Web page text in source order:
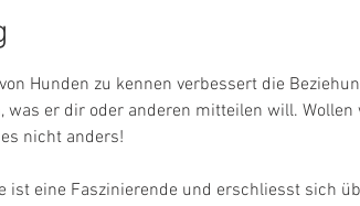
Hunden zu kennen verbessert die
was er dir oder anderen mitteilen will.
nicht anders!
eine Faszinierende und erschliesst sich